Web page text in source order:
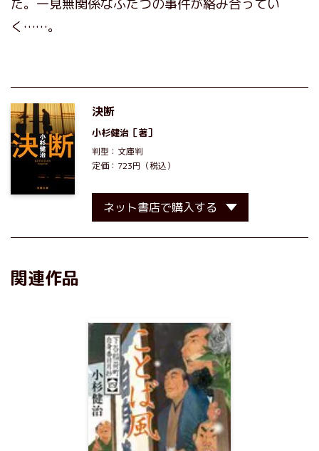
た。一見無関係なふたつの事件が絡み合ってい
く……。
決断
小杉健治 ［著］
判型：文庫判
定価：723円（税込）
ネット書店で購入する
関連作品